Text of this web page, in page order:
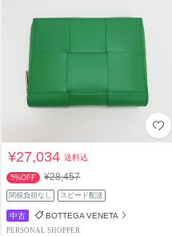
¥27,034送料込
5%OFF ¥28,457
関税負担なし スピード配送
中古 BOTTEGA VENETA
PERSONAL SHOPPER